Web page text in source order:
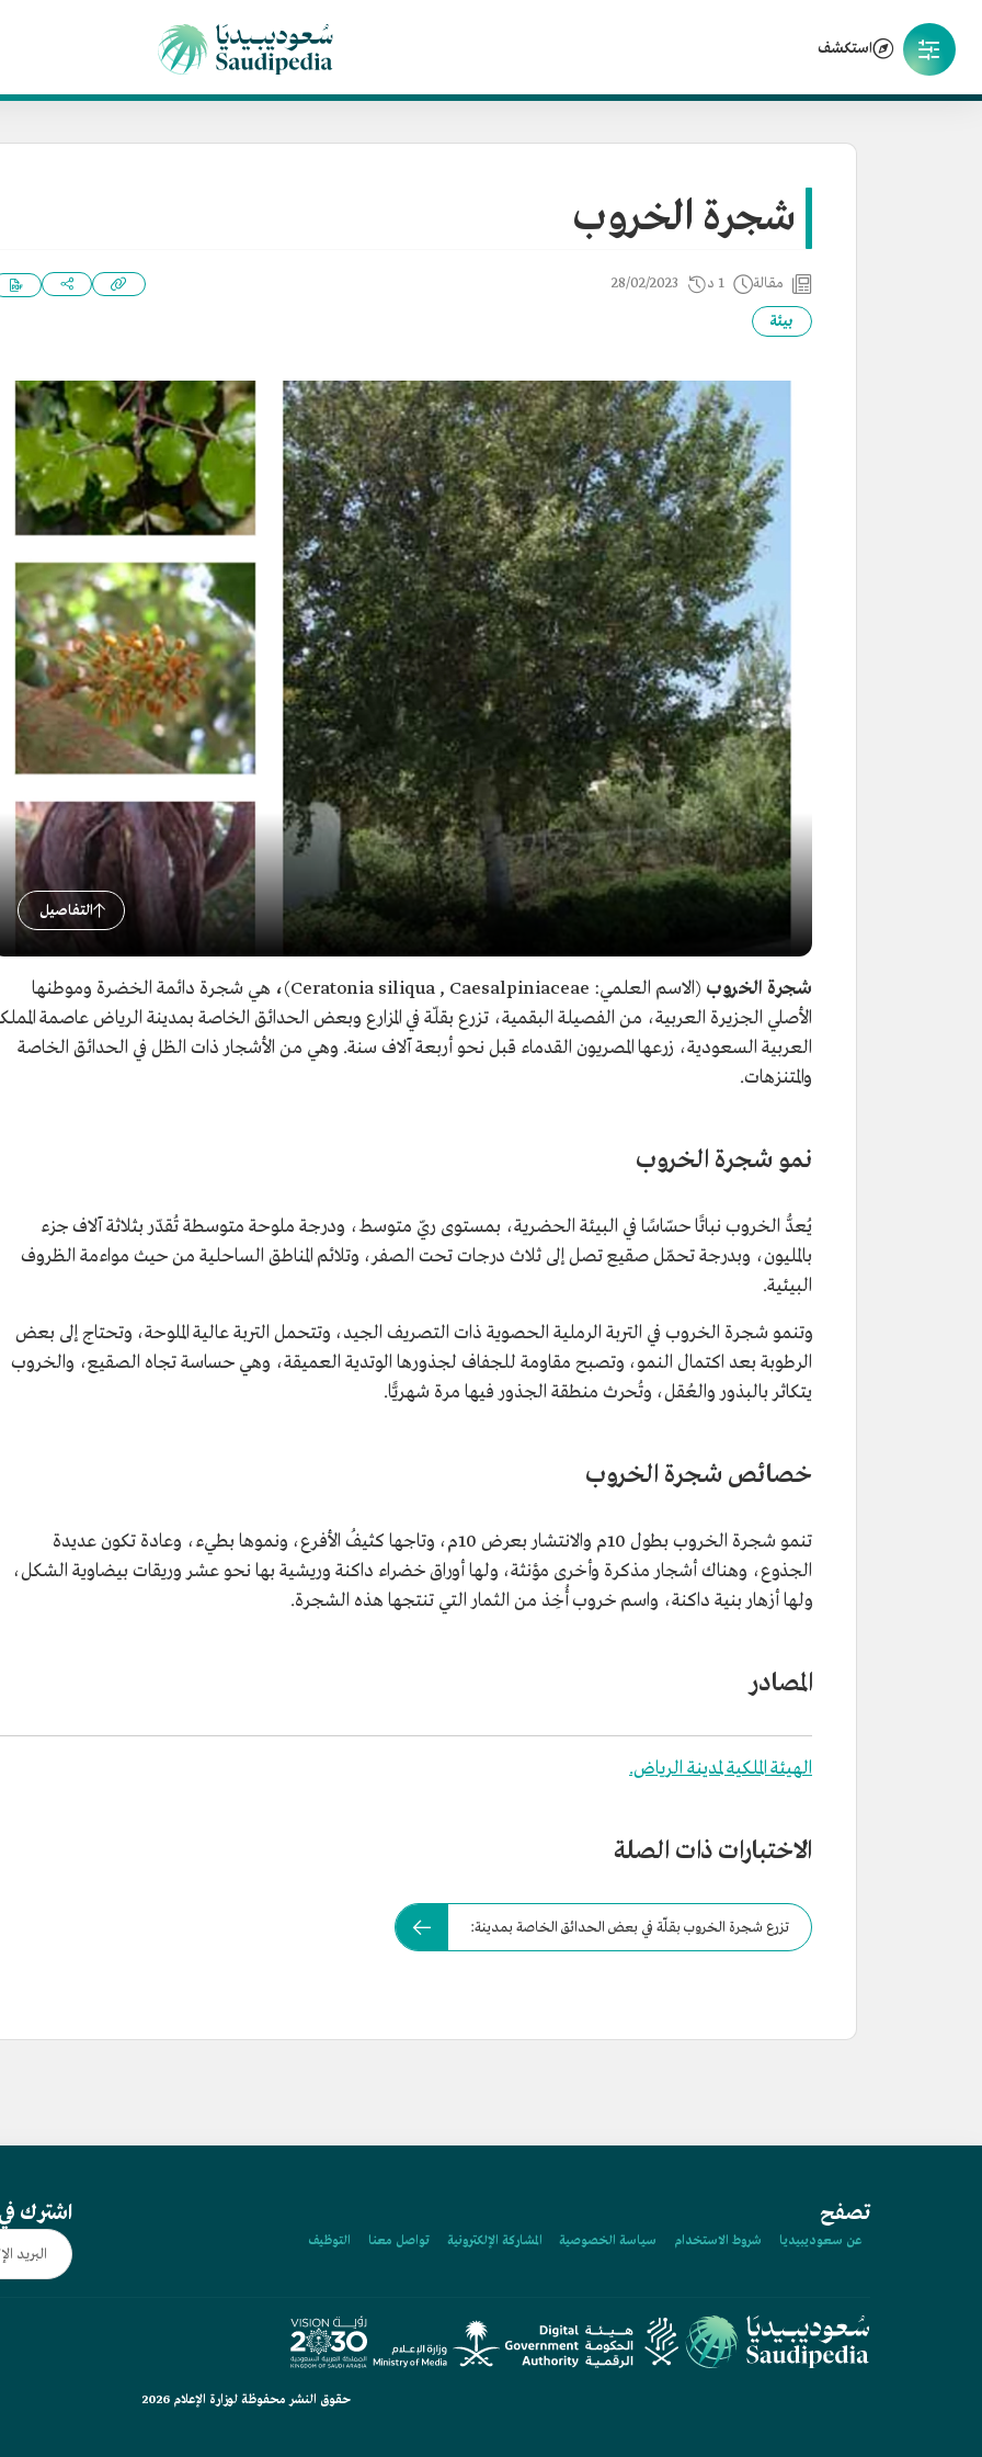
استكشف
شجرة الخروب
مقالة 1 د 28/02/2023
بيئة
التفاصيل
شجرة الخروب (الاسم العلمي: Ceratonia siliqua , Caesalpiniaceae) ، هي شجرة دائمة الخضرة وموطنها
الأصلي الجزيرة العربية، من الفصيلة البقمية، تزرع بقلّة في المزارع وبعض الحدائق الخاصة بمدينة الرياض عاصمة
العربية السعودية، زرعها المصريون القدماء قبل نحو أربعة آلاف سنة. وهي من الأشجار ذات الظل في الحدائق الخاصة
والمتنزهات.
نمو شجرة الخروب
يُعدُّ الخروب نباتًا حسّاسًا في البيئة الحضرية، بمستوى ريّ متوسط، ودرجة ملوحة متوسطة تُقدّر بثلاثة آلاف جزء
بالمليون، وبدرجة تحمّل صقيع تصل إلى ثلاث درجات تحت الصفر، وتلائم المناطق الساحلية من حيث مواءمة الظروف
البيئية.
وتنمو شجرة الخروب في التربة الرملية الحصوية ذات التصريف الجيد، وتتحمل التربة عالية الملوحة، وتحتاج إلى بعض
الرطوبة بعد اكتمال النمو، وتصبح مقاومة للجفاف لجذورها الوتدية العميقة، وهي حساسة تجاه الصقيع، والخروب
يتكاثر بالبذور والعُقل، وتُحرث منطقة الجذور فيها مرة شهريًّا.
خصائص شجرة الخروب
تنمو شجرة الخروب بطول 10م والانتشار بعرض 10م، وتاجها كثيفُ الأفرع، ونموها بطيء، وعادة تكون عديدة
الجذوع، وهناك أشجار مذكرة وأخرى مؤنثة، ولها أوراق خضراء داكنة وريشية بها نحو عشر وريقات بيضاوية الشكل،
ولها أزهار بنية داكنة، واسم خروب أُخِذ من الثمار التي تنتجها هذه الشجرة.
المصادر
الهيئة الملكية لمدينة الرياض.
الاختبارات ذات الصلة
تزرع شجرة الخروب بقلّة في بعض الحدائق الخاصة بمدينة:
تصفح
عن سعوديبيديا شروط الاستخدام سياسة الخصوصية المشاركة الإلكترونية تواصل معنا التوظيف
اشترك
حقوق النشر محفوظة لوزارة الإعلام 2026